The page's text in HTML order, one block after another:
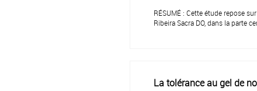
RÉSUMÉ : Cette étude repose
Ribeira Sacra DO, dans la parte
La tolérance au gel de